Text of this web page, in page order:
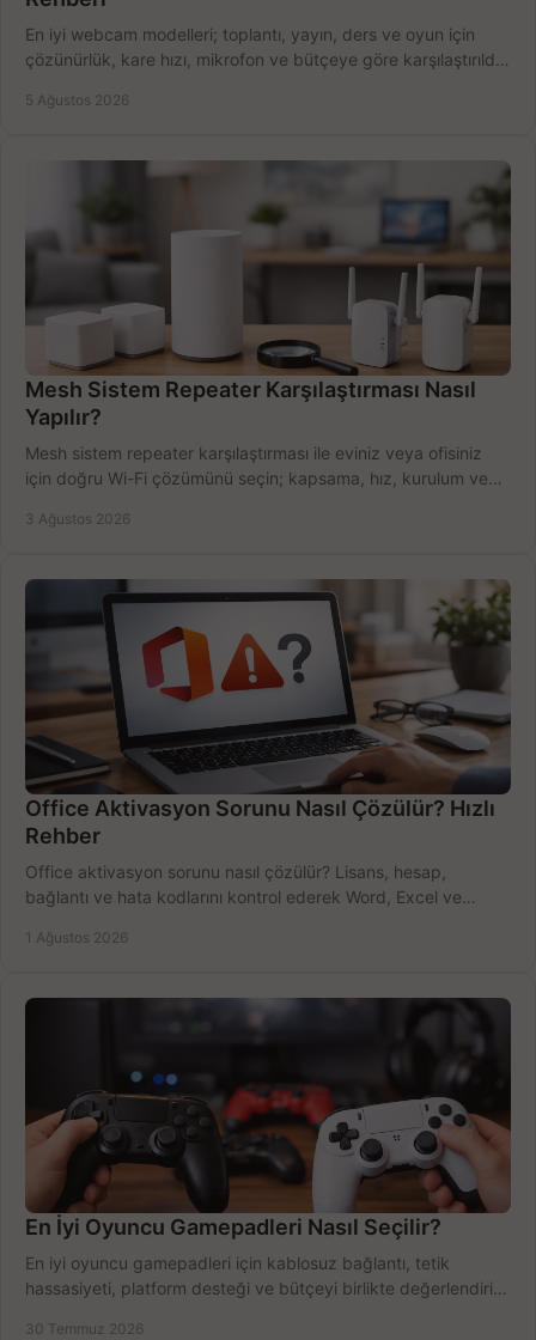
En iyi webcam modelleri; toplantı, yayın, ders ve oyun için
çözünürlük, kare hızı, mikrofon ve bütçeye göre karşılaştırıldı.
5 Ağustos 2026
Mesh Sistem Repeater Karşılaştırması Nasıl
Yapılır?
Mesh sistem repeater karşılaştırması ile eviniz veya ofisiniz
için doğru Wi-Fi çözümünü seçin; kapsama, hız, kurulum ve
3 Ağustos 2026
Office Aktivasyon Sorunu Nasıl Çözülür? Hızlı
Rehber
Office aktivasyon sorunu nasıl çözülür? Lisans, hesap,
bağlantı ve hata kodlarını kontrol ederek Word, Excel ve
1 Ağustos 2026
En İyi Oyuncu Gamepadleri Nasıl Seçilir?
En iyi oyuncu gamepadleri için kablosuz bağlantı, tetik
hassasiyeti, platform desteği ve bütçeyi birlikte değerlendirin;
30 Temmuz 2026